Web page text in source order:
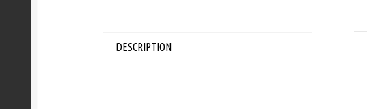
DESCRIPTION